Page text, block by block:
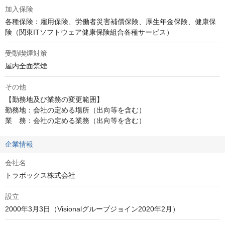
加入保険
各種保険：雇用保険、労働者災害補償保険、厚生年金保険、健康保
険（関東ITソフトウェア健康保険組合各種サービス）
受動喫煙対策
屋内全面禁煙
その他
【勤務地及び業務の変更範囲】
勤務地：会社の定める場所（出向等を含む）
業　務：会社の定める業務（出向等を含む）
企業情報
会社名
トラボックス株式会社
設立
2000年3月3日（Visionalグループジョイン2020年2月）